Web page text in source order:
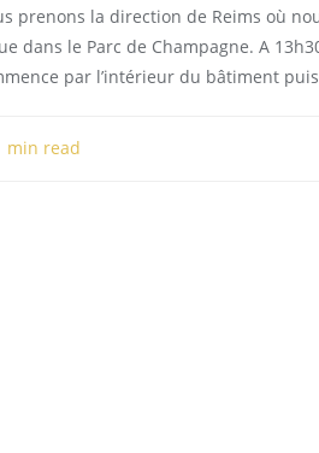
prenons la direction de Reims où
dans le Parc de Champagne. A
par l’intérieur du bâtiment
min read